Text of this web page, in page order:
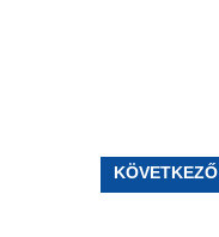
KÖVETKEZŐ